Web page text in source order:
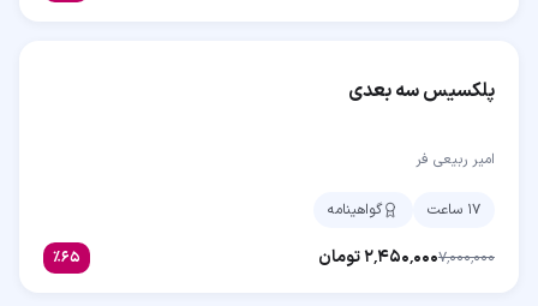
پلکسیس سه بعدی
امیر ربیعی فر
۱۷ ساعت گواهینامه
۷٬۰۰۰٬۰۰۰۲٬۴۵۰٬۰۰۰تومان ٪۶۵